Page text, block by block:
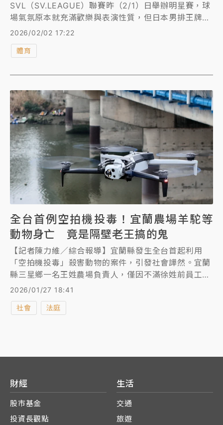
SVL（SV.LEAGUE）聯賽昨（2/1）日舉辦明星賽，球
場氣氛原本就充滿歡樂與表演性質，但日本男排王牌接
應（OP）、目前效力於大阪BLUTEON球隊的明星球員
板」歡樂秀。西田在一次招牌的強力發球中，不慎擊中
害女子，接著筆直五體投地、叩頭高速滑行到女子面
前，然後接著「土下座」跪拜致歉，整套動作行雲流
水、超絲滑，一場意外「肇事」變成全場爆笑！
2026/02/02 17:22
體育
全台首例空拍機投毒！宜蘭農場羊駝等
動物身亡 竟是隔壁老王搞的鬼
【記者陳力維／綜合報導】宜蘭縣發生全台首起利用
「空拍機投毒」殺害動物的案件，引發社會譁然。宜蘭
縣三星鄉一名王姓農場負責人，僅因不滿徐姓前員工跳
槽至冬山鄉另一間與其競爭的休閒農場，竟心生報復，
三度操控空拍機飛入對方園區投放毒餌，造成多隻動物
慘死。宜蘭地檢署偵結後，依違反《動物保護法》及
2026/01/27 18:41
社會 法庭
財經
股市基金
投資長觀點
生活
交通
旅遊